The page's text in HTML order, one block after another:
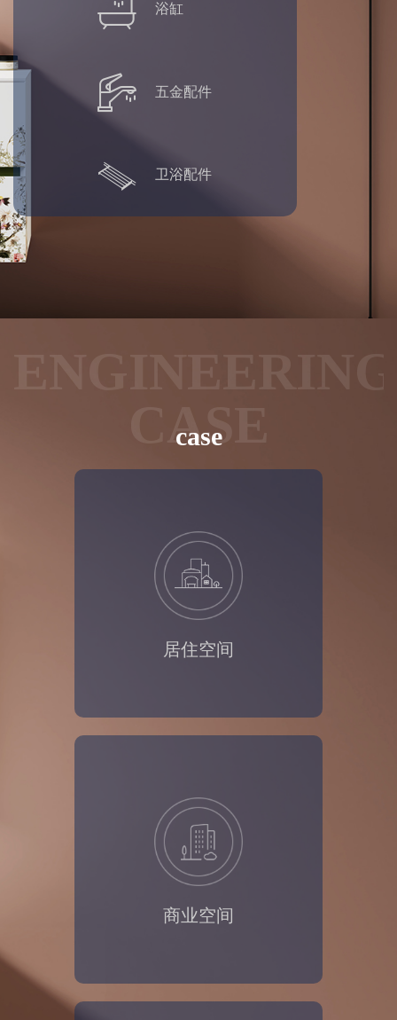
浴缸
五金配件
卫浴配件
CASE
case
居住空间
商业空间